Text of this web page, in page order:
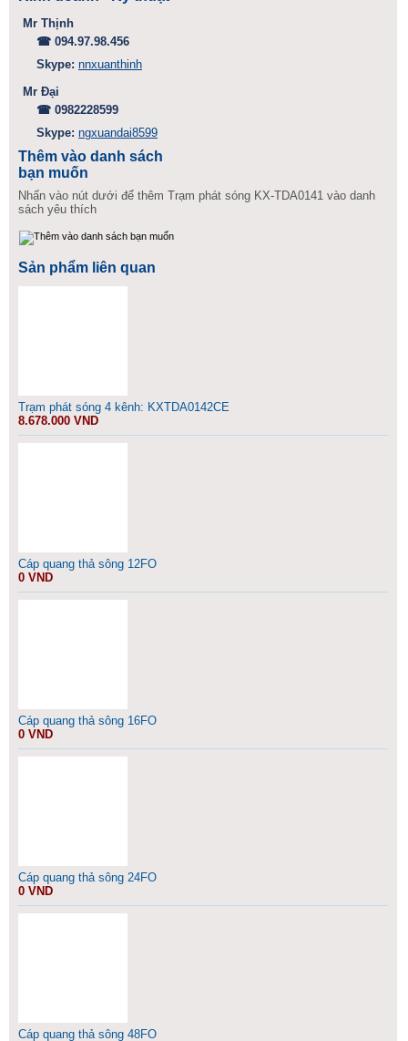
Mr Thịnh
☎ 094.97.98.456
Skype: nnxuanthinh
Mr Đại
☎ 0982228599
Skype: ngxuandai8599
Thêm vào danh sách
bạn muốn
Nhấn vào nút dưới để thêm Trạm phát sóng KX-TDA0141 vào danh
sách yêu thích
Sản phẩm liên quan
Trạm phát sóng 4 kênh: KXTDA0142CE
8.678.000 VND
Cáp quang thả sông 12FO
0 VND
Cáp quang thả sông 16FO
0 VND
Cáp quang thả sông 24FO
0 VND
Cáp quang thả sông 48FO